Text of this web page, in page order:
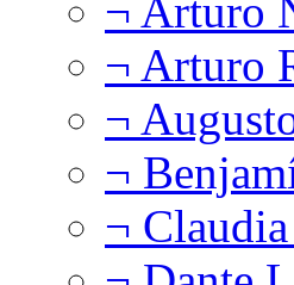
¬ Arturo
¬ Arturo
¬
¬
¬